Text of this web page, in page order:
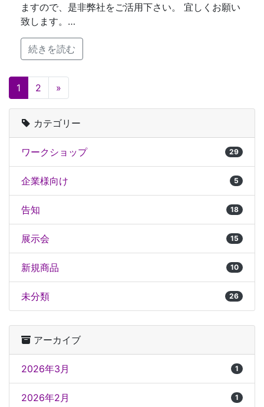
ますので、是非弊社をご活用下さい。 宜しくお願い
致します。…
続きを読む
投稿ナビゲーション
1 2 »
カテゴリー
ワークショップ 29
企業様向け 5
告知 18
展示会 15
新規商品 10
未分類 26
アーカイブ
2026年3月 1
2026年2月 1